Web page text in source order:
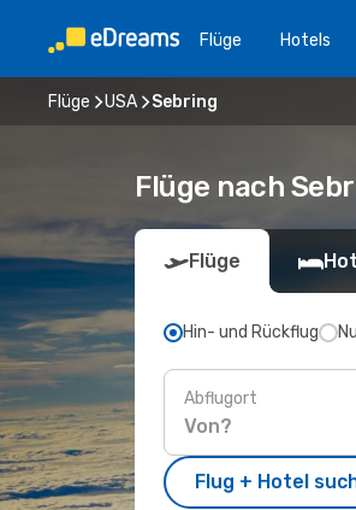
Flüge Hotels
Flüge USA Sebring
Flüge nach
Flüge
Hin- und Rückflug
Abflugort
Flug + Hotel